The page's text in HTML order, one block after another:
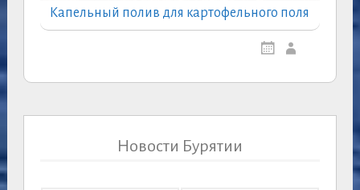
Капельный полив для картофельного поля
Новости Бурятии